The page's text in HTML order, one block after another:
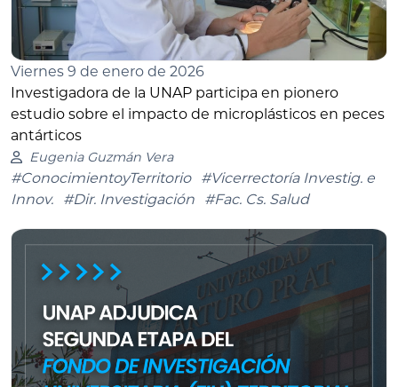
Viernes 9 de enero de 2026
Investigadora de la UNAP participa en pionero
estudio sobre el impacto de microplásticos en peces
antárticos
Eugenia Guzmán Vera
#ConocimientoyTerritorio
#Vicerrectoría Investig. e
Innov.
#Dir. Investigación #Fac. Cs. Salud